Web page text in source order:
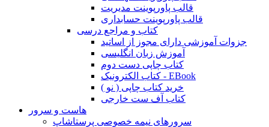
قالب پاورپوینت مدیریت
قالب پاورپوینت حسابداری
کتاب و مراجع درسی
جزوات آموزشی دارای مجوز از اساتید
آموزش زبان انگلیسی
کتاب چاپی دست دوم
کتاب الکترونیک - EBook
خرید کتاب چاپی ( نو )
کتاب آف ست خارجی
هاست و سرور
سرورهای نیمه خصوصی پرستاشاپ